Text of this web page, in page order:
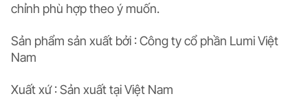
chỉnh phù hợp theo ý muốn.
Sản phẩm sản xuất bởi : Công ty cổ phần Lumi Việt
Nam
Xuất xứ : Sản xuất tại Việt Nam